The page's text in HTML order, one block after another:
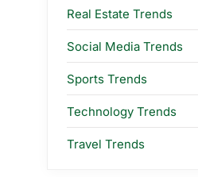
Real Estate Trends
Social Media Trends
Sports Trends
Technology Trends
Travel Trends